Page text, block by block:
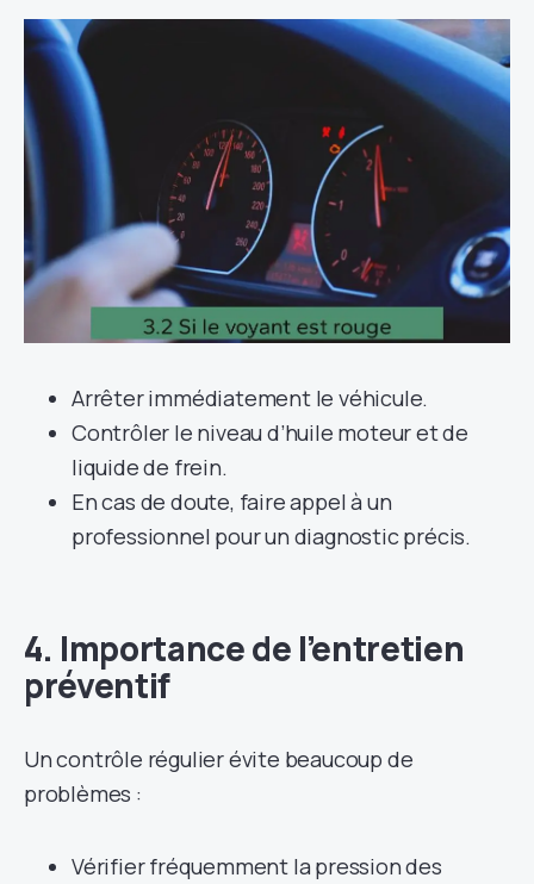
Arrêter immédiatement le véhicule.
Contrôler le niveau d’huile moteur et de
liquide de frein.
En cas de doute, faire appel à un
professionnel pour un diagnostic précis.
4. Importance de l’entretien
préventif
Un contrôle régulier évite beaucoup de
problèmes :
Vérifier fréquemment la pression des